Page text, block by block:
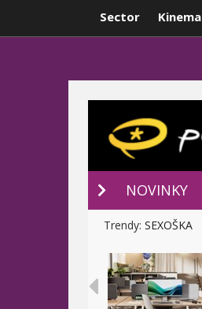
Sector Kinema
NOVINKY
Trendy: SEXOŠKA